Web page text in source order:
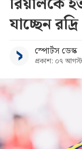
যাচ্ছেন রদ্রি
স্পোর্টস ডেস্ক
প্রকাশ: ০৭